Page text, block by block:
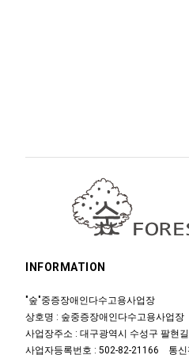
INFORMATION
"숲"중증장애인다수고용사업장
상호명 : 숲중증장애인다수고용사업
사업장주소 : 대구광역시 수성구 팔현
사업자등록번호 : 502-82-21166 통신